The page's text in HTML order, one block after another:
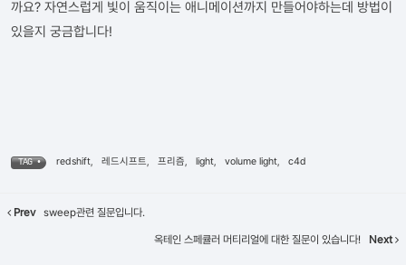
까요? 자연스럽게 빛이 움직이는 애니메이션까지 만들어야하는데 방법이
있을지 궁금합니다!
TAG • redshift, 레드시프트, 프리즘, light, volume light, c4d
Prev sweep관련 질문입니다.
옥테인 스페큘러 머티리얼에 대한 질문이 있습니다! Next